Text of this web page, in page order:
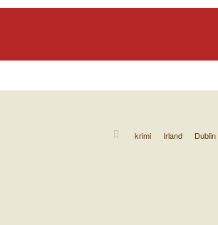
krimi Irland Dublin